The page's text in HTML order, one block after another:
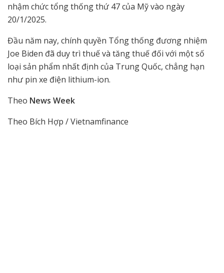
nhậm chức tổng thống thứ 47 của Mỹ vào ngày
20/1/2025.
Đầu năm nay, chính quyền Tổng thống đương nhiệm
Joe Biden đã duy trì thuế và tăng thuế đối với một số
loại sản phẩm nhất định của Trung Quốc, chẳng hạn
như pin xe điện lithium-ion.
Theo News Week
Theo Bích Hợp / Vietnamfinance